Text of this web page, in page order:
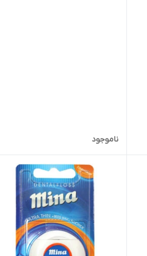
ناموجود